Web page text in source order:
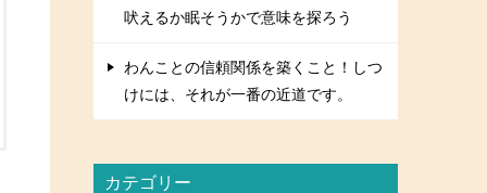
吠えるか眠そうかで意味を探ろう
わんことの信頼関係を築くこと！しつ
けには、それが一番の近道です。
カテゴリー